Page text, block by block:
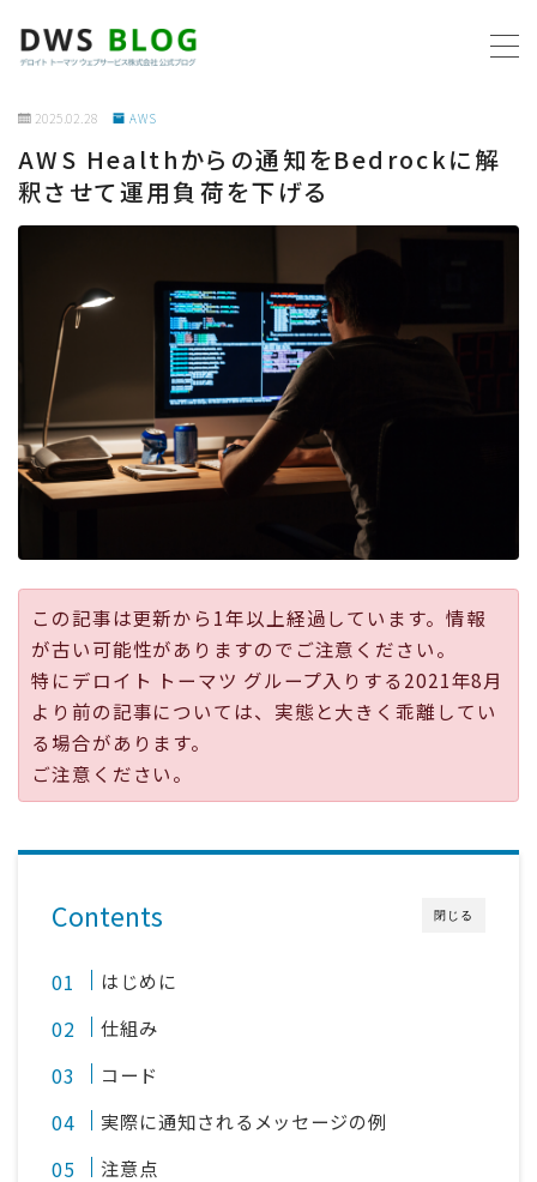
ホーム
AWS
プログラミング
ビジネス
リモートワーク
社内制度
採用
公式ページ
2025.02.28 AWS
AWS Healthからの通知をBedrockに解
釈させて運用負荷を下げる
この記事は更新から1年以上経過しています。情報
が古い可能性がありますのでご注意ください。
特にデロイト トーマツ グループ入りする2021年8月
より前の記事については、実態と大きく乖離してい
る場合があります。
ご注意ください。
閉じる
Contents
はじめに
仕組み
コード
実際に通知されるメッセージの例
注意点